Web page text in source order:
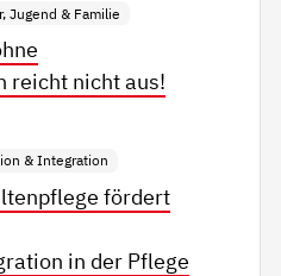
Jugend & Familie
reicht nicht aus!
& Integration
fördert
in der Pflege